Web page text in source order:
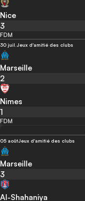
Nice
3
FDM
30 juil.Jeux d'amitié des clubs
Marseille
2
Nimes
1
FDM
05 aoûtJeux d'amitié des clubs
Marseille
3
Al-Shahaniya